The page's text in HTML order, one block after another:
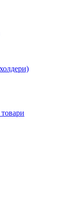
товари